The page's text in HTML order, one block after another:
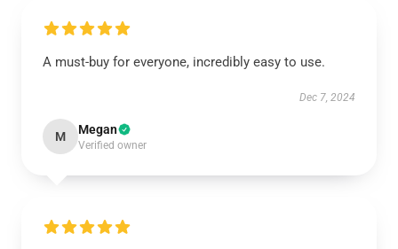
A must-buy for everyone, incredibly easy to use.
Dec 7, 2024
M Megan
Verified owner